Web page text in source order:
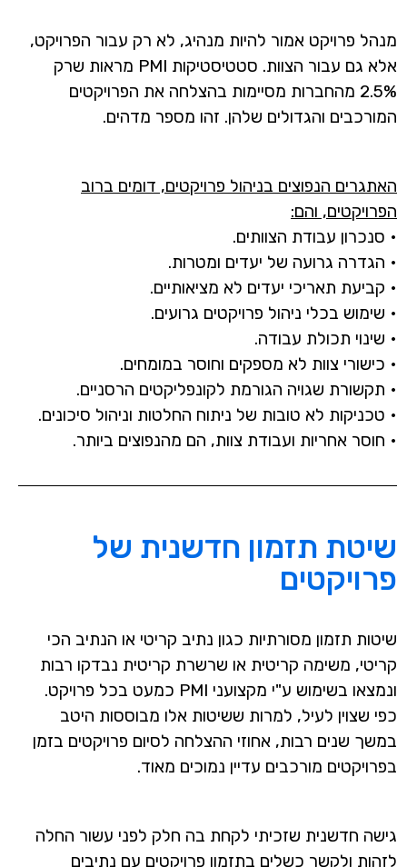
מנהל פרויקט אמור להיות מנהיג, לא רק עבור הפרויקט,
אלא גם עבור הצוות. סטטיסטיקות PMI מראות שרק
2.5% מהחברות מסיימות בהצלחה את הפרויקטים
המורכבים והגדולים שלהן. זהו מספר מדהים.
האתגרים הנפוצים בניהול פרויקטים, דומים ברוב
הפרויקטים, והם:
• סנכרון עבודת הצוותים.
• הגדרה גרועה של יעדים ומטרות.
• קביעת תאריכי יעדים לא מציאותיים.
• שימוש בכלי ניהול פרויקטים גרועים.
• שינוי תכולת עבודה.
• כישורי צוות לא מספקים וחוסר במומחים.
• תקשורת שגויה הגורמת לקונפליקטים הרסניים.
• טכניקות לא טובות של ניתוח החלטות וניהול סיכונים.
• חוסר אחריות ועבודת צוות, הם מהנפוצים ביותר.
שיטת תזמון חדשנית של
פרויקטים
שיטות תזמון מסורתיות כגון נתיב קריטי או הנתיב הכי
קריטי, משימה קריטית או שרשרת קריטית נבדקו רבות
ונמצאו בשימוש ע"י מקצועני PMI כמעט בכל פרויקט.
כפי שצוין לעיל, למרות ששיטות אלו מבוססות היטב
במשך שנים רבות, אחוזי ההצלחה לסיום פרויקטים בזמן
בפרויקטים מורכבים עדיין נמוכים מאוד.
גישה חדשנית שזכיתי לקחת בה חלק לפני עשור החלה
לזהות ולקשר כשלים בתזמון פרויקטים עם נתיבים